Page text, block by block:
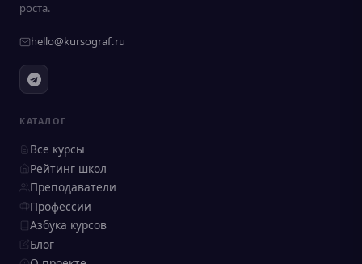
роста.
hello@kursograf.ru
КАТАЛОГ
Все курсы
Рейтинг школ
Преподаватели
Профессии
Азбука курсов
Блог